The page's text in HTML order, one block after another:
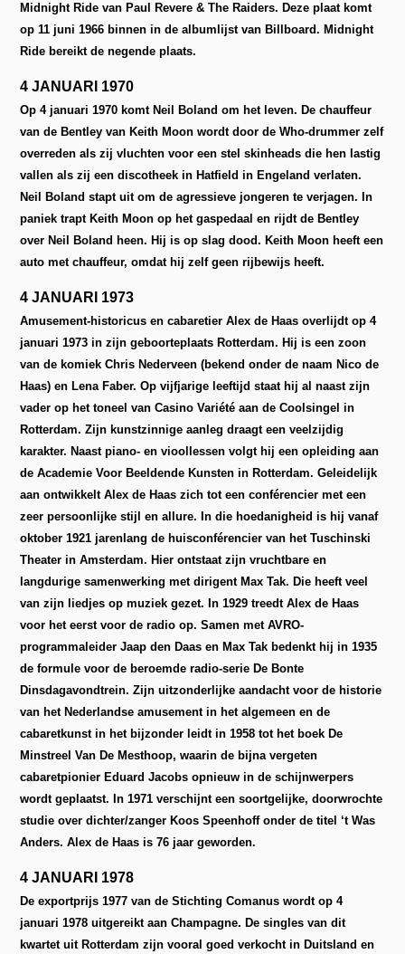
Midnight Ride van Paul Revere & The Raiders. Deze plaat komt
op 11 juni 1966 binnen in de albumlijst van Billboard. Midnight
Ride bereikt de negende plaats.
4 JANUARI 1970
Op 4 januari 1970 komt Neil Boland om het leven. De chauffeur
van de Bentley van Keith Moon wordt door de Who-drummer zelf
overreden als zij vluchten voor een stel skinheads die hen lastig
vallen als zij een discotheek in Hatfield in Engeland verlaten.
Neil Boland stapt uit om de agressieve jongeren te verjagen. In
paniek trapt Keith Moon op het gaspedaal en rijdt de Bentley
over Neil Boland heen. Hij is op slag dood. Keith Moon heeft een
auto met chauffeur, omdat hij zelf geen rijbewijs heeft.
4 JANUARI 1973
Amusement-historicus en cabaretier Alex de Haas overlijdt op 4
januari 1973 in zijn geboorteplaats Rotterdam. Hij is een zoon
van de komiek Chris Nederveen (bekend onder de naam Nico de
Haas) en Lena Faber. Op vijfjarige leeftijd staat hij al naast zijn
vader op het toneel van Casino Variété aan de Coolsingel in
Rotterdam. Zijn kunstzinnige aanleg draagt een veelzijdig
karakter. Naast piano- en vioollessen volgt hij een opleiding aan
de Academie Voor Beeldende Kunsten in Rotterdam. Geleidelijk
aan ontwikkelt Alex de Haas zich tot een conférencier met een
zeer persoonlijke stijl en allure. In die hoedanigheid is hij vanaf
oktober 1921 jarenlang de huisconférencier van het Tuschinski
Theater in Amsterdam. Hier ontstaat zijn vruchtbare en
langdurige samenwerking met dirigent Max Tak. Die heeft veel
van zijn liedjes op muziek gezet. In 1929 treedt Alex de Haas
voor het eerst voor de radio op. Samen met AVRO-
programmaleider Jaap den Daas en Max Tak bedenkt hij in 1935
de formule voor de beroemde radio-serie De Bonte
Dinsdagavondtrein. Zijn uitzonderlijke aandacht voor de historie
van het Nederlandse amusement in het algemeen en de
cabaretkunst in het bijzonder leidt in 1958 tot het boek De
Minstreel Van De Mesthoop, waarin de bijna vergeten
cabaretpionier Eduard Jacobs opnieuw in de schijnwerpers
wordt geplaatst. In 1971 verschijnt een soortgelijke, doorwrochte
studie over dichter/zanger Koos Speenhoff onder de titel ‘t Was
Anders. Alex de Haas is 76 jaar geworden.
4 JANUARI 1978
De exportprijs 1977 van de Stichting Comanus wordt op 4
januari 1978 uitgereikt aan Champagne. De singles van dit
kwartet uit Rotterdam zijn vooral goed verkocht in Duitsland en